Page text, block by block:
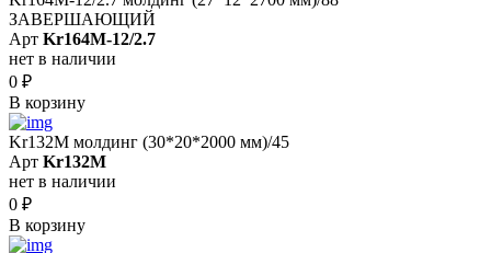
ЗАВЕРШАЮЩИЙ
Арт Kr164M-12/2.7
нет в наличии
0 ₽
В корзину
Kr132M молдинг (30*20*2000 мм)/45
Арт Kr132M
нет в наличии
0 ₽
В корзину